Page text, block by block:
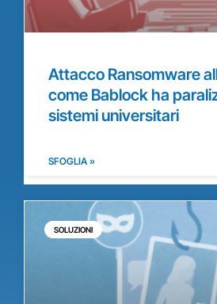
Attacco Ransomware
come Bablock ha
sistemi universitari
SFOGLIA »
SOLUZIONI